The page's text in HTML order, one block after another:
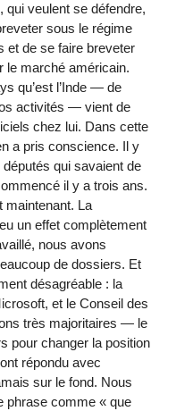
qui veulent se défendre,
sous le régime
et de se faire breveter
le marché américain.
qu’est l’Inde — de
activités — vient de
chez lui. Dans cette
a pris conscience. Il y
qui savaient de
il y a trois ans.
maintenant. La
un effet complètement
nous avons
de dossiers. Et
désagréable : la
et le Conseil des
très majoritaires — le
pour changer la position
répondu avec
sur le fond. Nous
phrase comme « que